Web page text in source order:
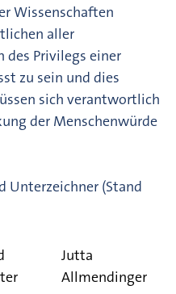
Wissenschaften
aller
des Privilegs einer
zu sein und dies
sich verantwortlich
der Menschenwürde
Unterzeichner (Stand
Jutta
Allmendinger